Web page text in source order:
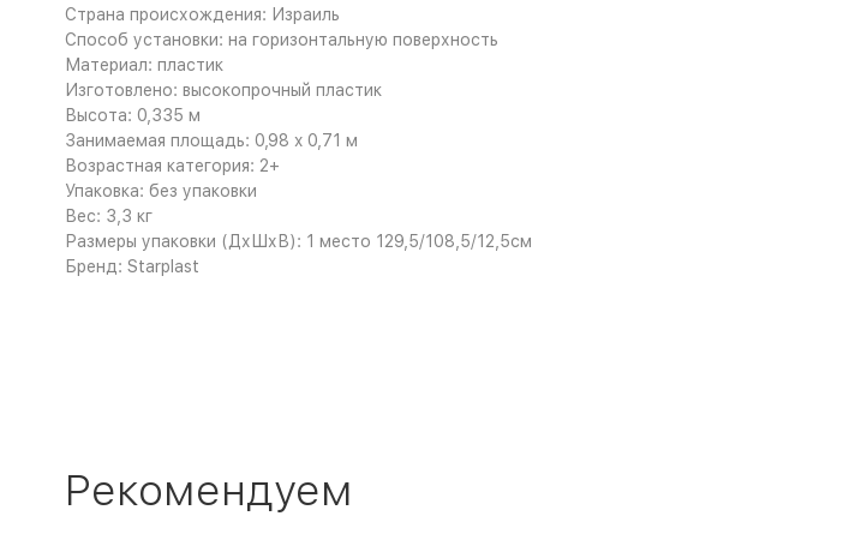
Страна происхождения: Израиль
Способ установки: на горизонтальную поверхность
Материал: пластик
Изготовлено: высокопрочный пластик
Высота: 0,335 м
Занимаемая площадь: 0,98 x 0,71 м
Возрастная категория: 2+
Упаковка: без упаковки
Вес: 3,3 кг
Размеры упаковки (ДхШхВ): 1 место 129,5/108,5/12,5см
Бренд: Starplast
Рекомендуем